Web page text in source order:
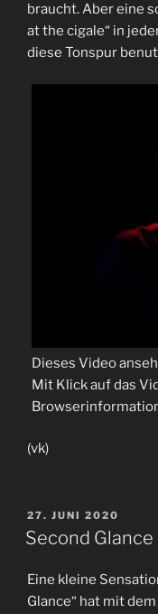
braucht. Aber eine
at the cigale“ in
diese Tonspur
Dieses Video
Mit Klick auf das
(vk)
VERÖFFENTLICHT
AM
27. JUNI 2020
Second Glance
Eine kleine
Glance“ hat mit